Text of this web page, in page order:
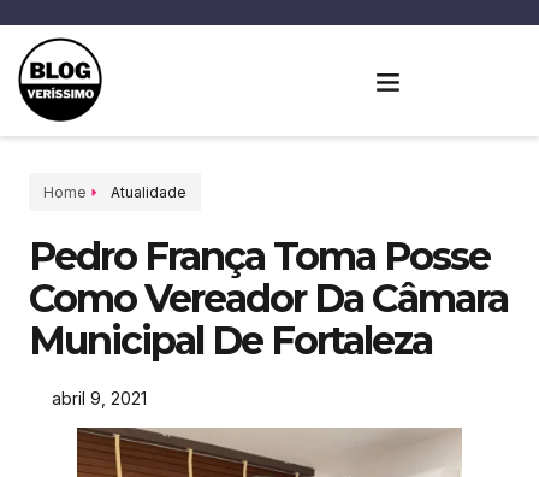
Home Atualidade
Pedro França Toma Posse
Como Vereador Da Câmara
Municipal De Fortaleza
abril 9, 2021